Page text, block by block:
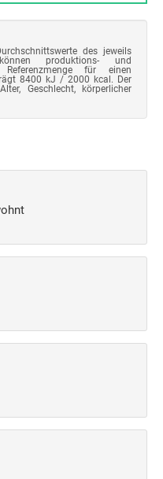
des jeweils
produktions- und
für einen
8400 kJ / 2000 kcal. Der
Geschlecht, körperlicher